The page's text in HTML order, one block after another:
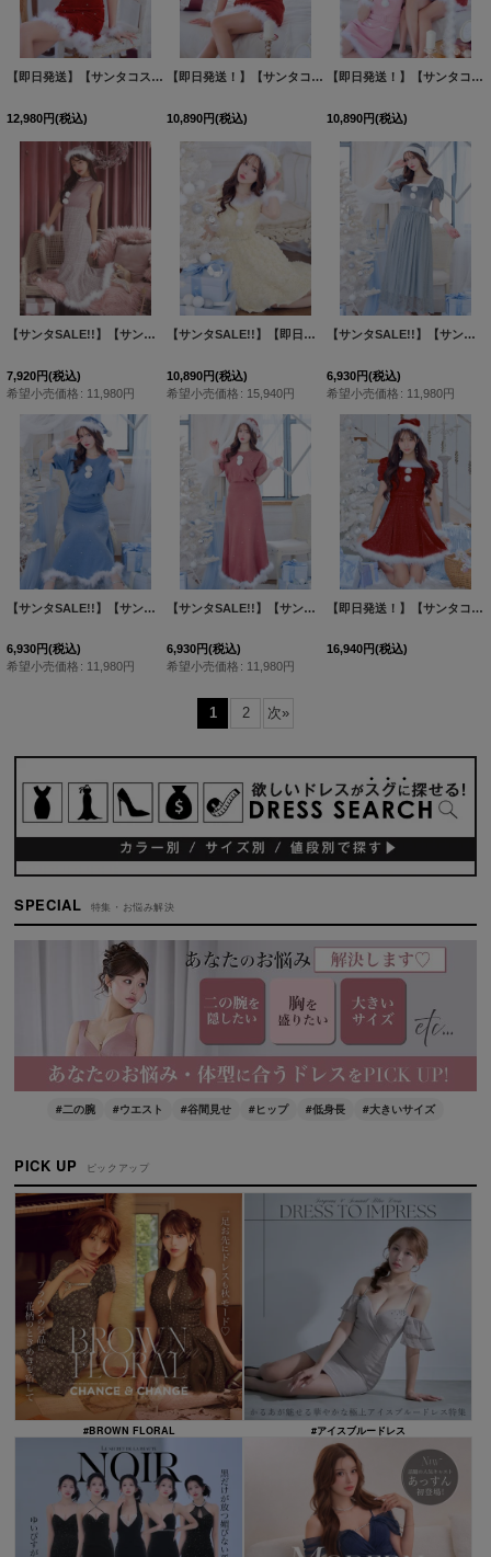
【即日発送】【サンタコス 5点セット】【S-Mサイズ/2カラー】ベロアパールビジューサンタコスプレ[HC02]
12,980円(税込)
【即日発送！】【サンタコス5点セット】【S-Mサイズ/2カラー】ツイードベルトワンピースサンタコスプレ[HC02]
10,890円(税込)
【即日発送！】【サンタコス5点セット】【S-Mサイズ/2カラー】ツイードベルトワンピースサンタコスプレ[HC02]
10,890円(税込)
【サンタSALE!!】【サンタコス 4点セット】【S-Lサイズ/1カラー】シースルーツイードサンタコスプレ[HC03]
7,920円(税込)
希望小売価格 : 11,980円
【サンタSALE!!】【即日発送！】【サンタコス 4点セット】【S-Mサイズ/2カラー】立体ローズショートインスカートサンタコスプレ[HC03]
10,890円(税込)
希望小売価格 : 15,940円
【サンタSALE!!】【サンタコス 5点セット】【S-Mサイズ/2カラー】ベロアワンピースサンタ[HC02]
6,930円(税込)
希望小売価格 : 11,980円
【サンタSALE!!】【サンタコス 5点セット】【S-Lサイズ/2カラー】ビジューニットワンピースサンタコスプレ[HC02]
6,930円(税込)
希望小売価格 : 11,980円
【サンタSALE!!】【サンタコス 5点セット】【S-Lサイズ/2カラー】ビジューニットワンピースサンタコスプレ[HC02]
6,930円(税込)
希望小売価格 : 11,980円
【即日発送！】【サンタコス 4点セット】【XS-XLサイズ/3カラー】ツイードビジュープリーツスカートサンタコスプレ[HC03]
16,940円(税込)
1 2 次»
SPECIAL 特集・お悩み解決
#二の腕 #ウエスト #谷間見せ #ヒップ #低身長 #大きいサイズ
PICK UP ピックアップ
#BROWN FLORAL #アイスブルードレス